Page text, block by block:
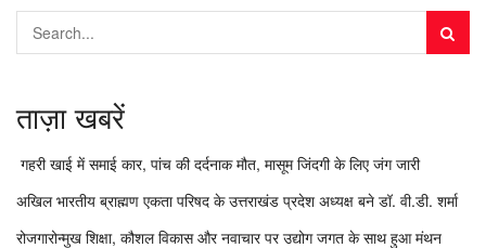
ताज़ा खबरें
गहरी खाई में समाई कार, पांच की दर्दनाक मौत, मासूम जिंदगी के लिए जंग जारी
अखिल भारतीय ब्राह्मण एकता परिषद के उत्तराखंड प्रदेश अध्यक्ष बने डॉ. वी.डी. शर्मा
रोजगारोन्मुख शिक्षा, कौशल विकास और नवाचार पर उद्योग जगत के साथ हुआ मंथन